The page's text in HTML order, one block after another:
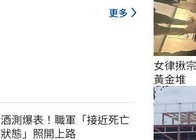
更多
酒測爆表！職軍「接近死亡
狀態」照開上路
女律揪
黃金堆